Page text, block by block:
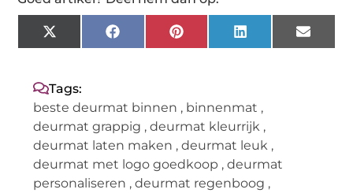
X
(Twitter)
FacebookPinterestLinkedIn Email
Tags:
beste deurmat binnen , binnenmat ,
deurmat grappig ,deurmat kleurrijk ,
deurmat laten maken ,deurmat leuk ,
deurmat met logo goedkoop ,deurmat
personaliseren ,deurmat regenboog ,